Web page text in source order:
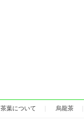
茶葉について 烏龍茶